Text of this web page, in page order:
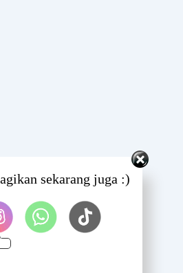
sekarang juga :)